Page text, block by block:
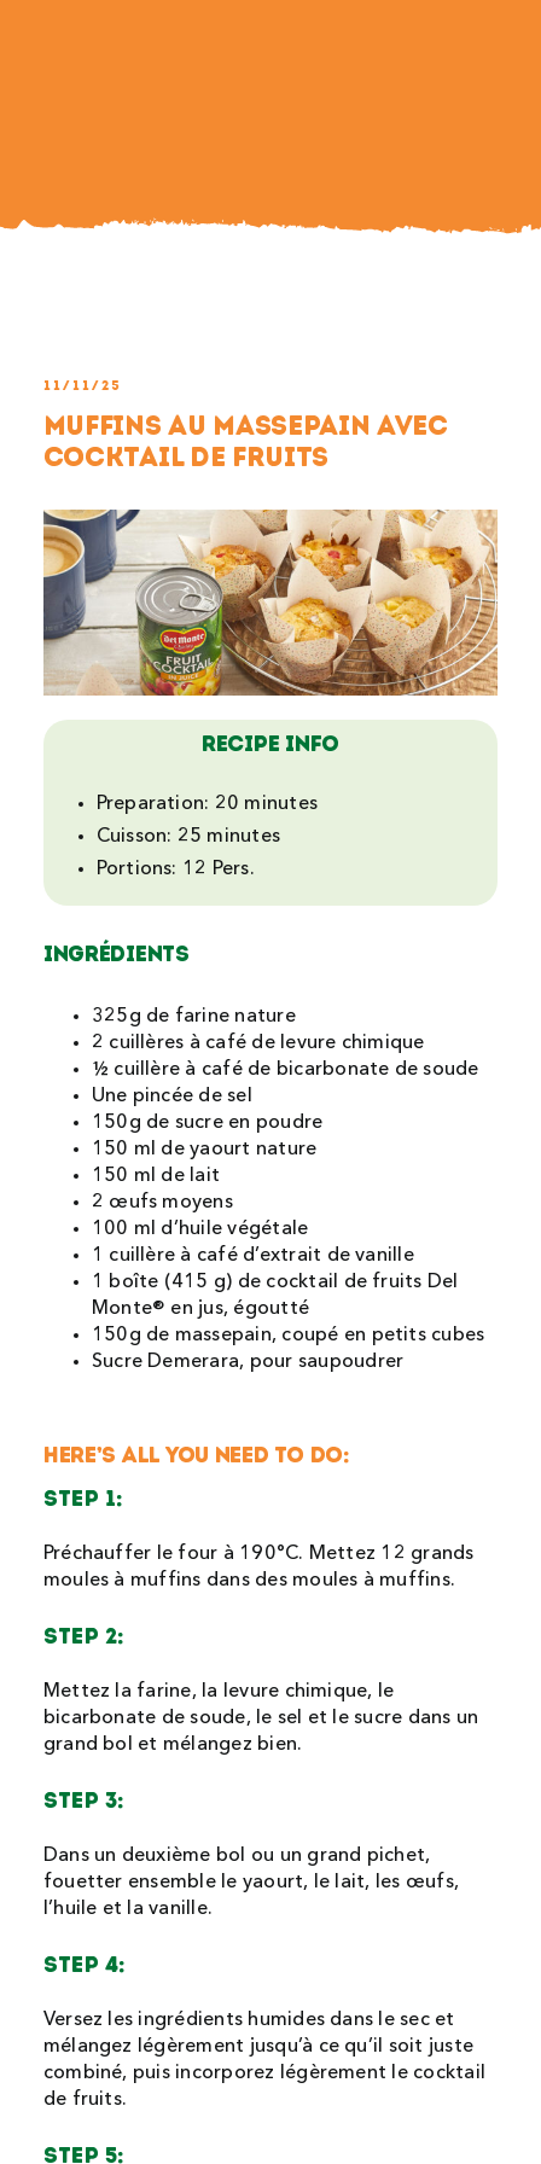
11/11/25
Muffins au massepain avec
cocktail de fruits
Recipe Info
Preparation: 20 minutes
Cuisson: 25 minutes
Portions: 12 Pers.
Ingrédients
325g de farine nature
2 cuillères à café de levure chimique
½ cuillère à café de bicarbonate de soude
Une pincée de sel
150g de sucre en poudre
150 ml de yaourt nature
150 ml de lait
2 œufs moyens
100 ml d’huile végétale
1 cuillère à café d’extrait de vanille
1 boîte (415 g) de cocktail de fruits Del
Monte® en jus, égoutté
150g de massepain, coupé en petits cubes
Sucre Demerara, pour saupoudrer
HERE’S ALL YOU NEED TO DO:
STEP 1:
Préchauffer le four à 190°C. Mettez 12 grands
moules à muffins dans des moules à muffins.
STEP 2:
Mettez la farine, la levure chimique, le
bicarbonate de soude, le sel et le sucre dans un
grand bol et mélangez bien.
STEP 3:
Dans un deuxième bol ou un grand pichet,
fouetter ensemble le yaourt, le lait, les œufs,
l’huile et la vanille.
STEP 4:
Versez les ingrédients humides dans le sec et
mélangez légèrement jusqu’à ce qu’il soit juste
combiné, puis incorporez légèrement le cocktail
de fruits.
STEP 5: